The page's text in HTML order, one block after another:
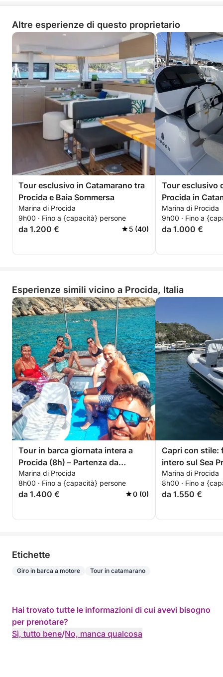
Altre esperienze di questo proprietario
Tour esclusivo in Catamarano tra
Procida e Baia Sommersa
Marina di Procida
9h00 · Fino a {capacità} persone
da 1.200 € 5 (40)
Tour esclusivo
Procida in
Marina di Procida
9h00 · Fino a
da 1.000 €
Esperienze simili vicino a Procida, Italia
Tour in barca giornata intera a
Procida (8h) – Partenza da
Corricella/Monte di Procida-
Acquamorta-per la richiesta
Marina di Procida
8h00 · Fino a {capacità} persone
da 1.400 € 0 (0)
Capri con stile:
intero sul Sea
partenza
Monte di
Marina di Procida
8h00 · Fino a
da 1.550 €
Etichette
Giro in barca a motore Tour in catamarano
Hai trovato tutte le informazioni di cui avevi bisogno
per prenotare?
Sì, tutto bene/No, manca qualcosa